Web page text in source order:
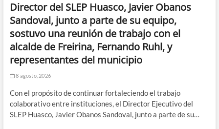
Director del SLEP Huasco, Javier Obanos
Sandoval, junto a parte de su equipo,
sostuvo una reunión de trabajo con el
alcalde de Freirina, Fernando Ruhl, y
representantes del municipio
8 agosto, 2026
Con el propósito de continuar fortaleciendo el trabajo
colaborativo entre instituciones, el Director Ejecutivo del
SLEP Huasco, Javier Obanos Sandoval, junto a parte de su…